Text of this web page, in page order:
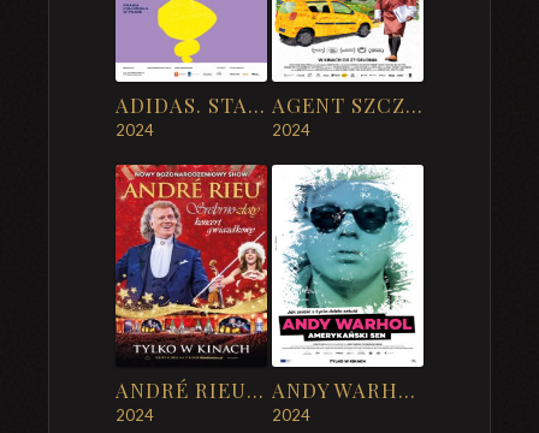
ADIDAS. STAĆ CIĘ NA WIĘCEJ (WATCH DOCS)
2024
AGENT SZCZĘŚCIA
2024
ANDRÉ RIEU. SREBRNO-ZŁOTY KONCERT GWIAZDKOWY
2024
ANDY WARHOL. AMERYKAŃSKI SEN
2024